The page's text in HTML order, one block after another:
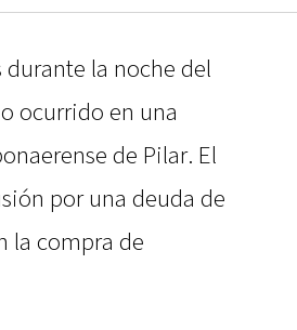
durante la noche del
ocurrido en una
de Pilar. El
por una deuda de
la compra de